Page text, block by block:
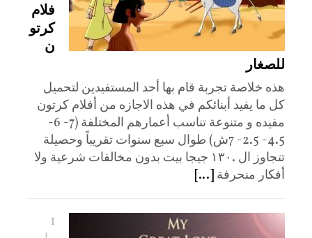
فلام
كرتو
ن
للصغار
هذه خلاصة تجربة قام بها أحد المستفيدين لتحميل
كل ما يفيد أبنائكم في هذه الاجازه من أفلام كرتون
مفيده و متنوعة تناسب أعمارهم المختلفة (7- 6-
4.5- 2.5- 7ش) طوال سبع سنوات تقريباً وحصيلة
تتجاوز ال .١٣٠ جيجا بيت بدون مخالفات شرعية ولا
أفكار منحرفة [...]
1